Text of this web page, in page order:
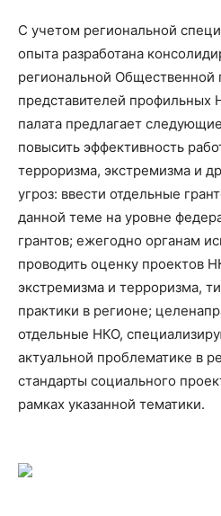
С учетом региональной
опыта разработана
региональной Общественной
представителей профильных
палата предлагает
повысить эффективность
терроризма, экстремизма и
угроз: ввести отдельные
данной теме на уровне
грантов; ежегодно органам
проводить оценку проектов
экстремизма и терроризма,
практики в регионе;
отдельные НКО,
актуальной проблематике в
стандарты социального
рамках указанной тематики.